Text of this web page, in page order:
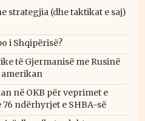
strategjia (dhe taktikat e saj)
i Shqipërisë?
të Gjermanisë me Rusinë
në OKB për veprimet e
ndërhyrjet e SHBA-së